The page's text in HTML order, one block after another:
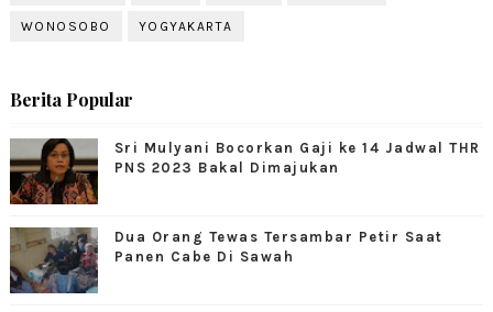
WONOSOBO YOGYAKARTA
Berita Popular
Sri Mulyani Bocorkan Gaji ke 14 Jadwal THR
PNS 2023 Bakal Dimajukan
Dua Orang Tewas Tersambar Petir Saat
Panen Cabe Di Sawah